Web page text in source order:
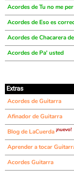
Acordes de Tu no me
Acordes de Eso es
Acordes de Chacarera
Acordes de Pa' usted
Extras
Acordes de Guitarra
Afinador de Guitarra
Blog de LaCuerda ¡nuevo!
Aprender a tocar
Acordes Guitarra